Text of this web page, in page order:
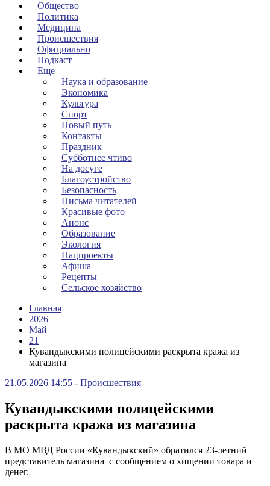
Общество
Политика
Медицина
Происшествия
Официально
Подкаст
Еще
Наука и образование
Экономика
Культура
Спорт
Новый путь
Контакты
Праздник
Субботнее чтиво
На досуге
Благоустройство
Безопасность
Письма читателей
Красивые фото
Анонс
Образование
Экология
Нацпроекты
Афиша
Рецепты
Сельское хозяйство
Главная
2026
Май
21
Кувандыкскими полицейскими раскрыта кража из
магазина
21.05.2026 14:55 - Происшествия
Кувандыкскими полицейскими
раскрыта кража из магазина
В МО МВД России «Кувандыкский» обратился 23-летний
представитель магазина с сообщением о хищении товара и
денег.